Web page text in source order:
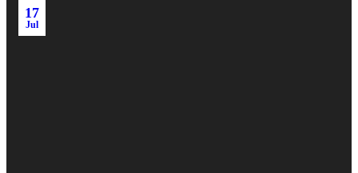
17
Jul